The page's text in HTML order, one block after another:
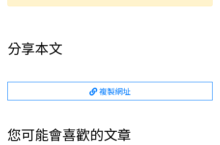
分享本文
複製網址
您可能會喜歡的文章